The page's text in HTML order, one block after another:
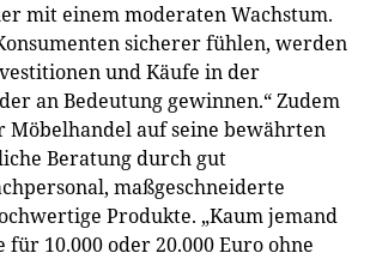
mit einem moderaten Wachstum.
sicherer fühlen, werden
und Käufe in der
an Bedeutung gewinnen.“ Zudem
Möbelhandel auf seine bewährten
Beratung durch gut
maßgeschneiderte
Produkte. „Kaum jemand
für 10.000 oder 20.000 Euro ohne